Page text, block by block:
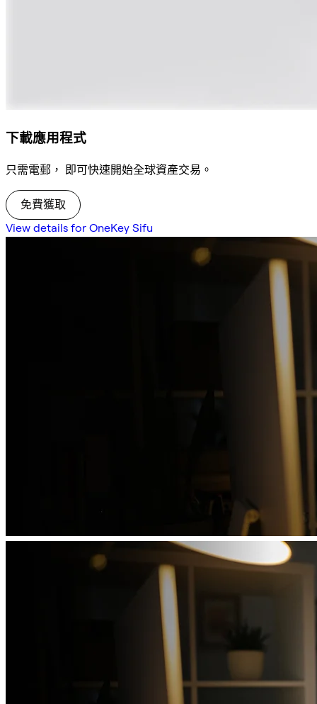
下載應用程式
只需電郵， 即可快速開始全球資產交易。
免費獲取
View details for OneKey Sifu